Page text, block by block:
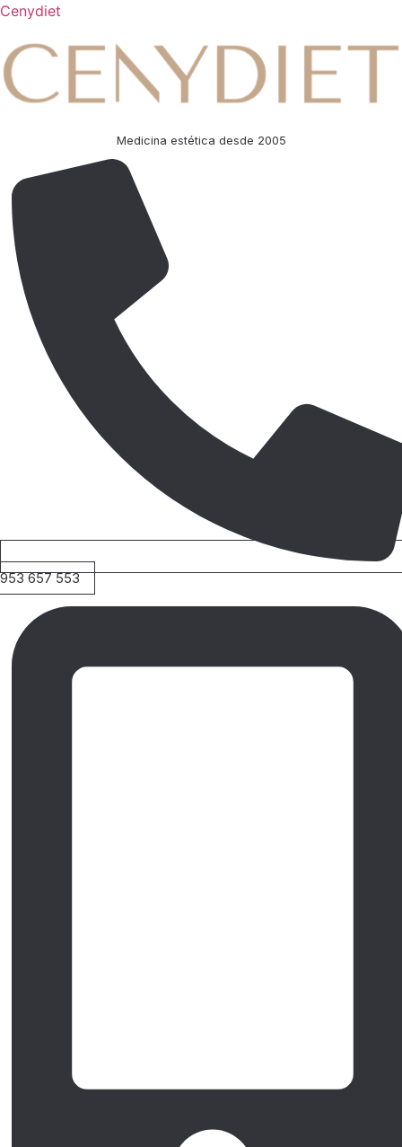
Cenydiet
Medicina estética desde 2005
953 657 553